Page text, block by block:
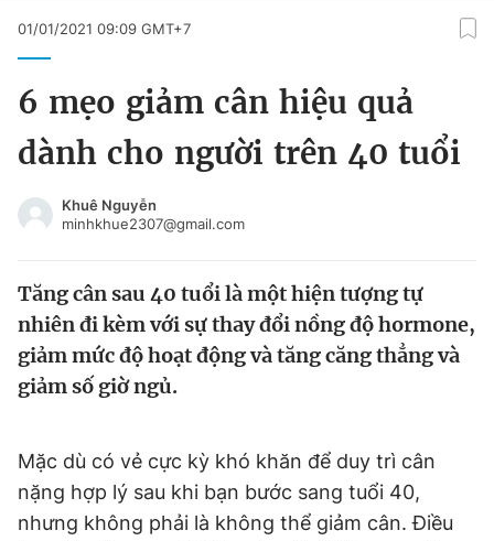
Chuyên mục
Chào ngày mới
Tin thị trường Tin 360
Video Magazine
Tiện ích Bạn cần biết
Đổi mật khẩu
Tin đã lưu
Tin đã xem
01/01/2021 09:09 GMT+7
6 mẹo giảm cân hiệu quả
dành cho người trên 40 tuổi
Khuê Nguyễn
minhkhue2307@gmail.com
Tăng cân sau 40 tuổi là một hiện tượng tự
nhiên đi kèm với sự thay đổi nồng độ hormone,
giảm mức độ hoạt động và tăng căng thẳng và
giảm số giờ ngủ.
Mặc dù có vẻ cực kỳ khó khăn để duy trì cân
nặng hợp lý sau khi bạn bước sang tuổi 40,
nhưng không phải là không thể giảm cân. Điều